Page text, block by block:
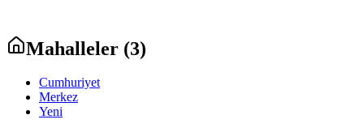
Mahalleler (3)
Cumhuriyet
Merkez
Yeni